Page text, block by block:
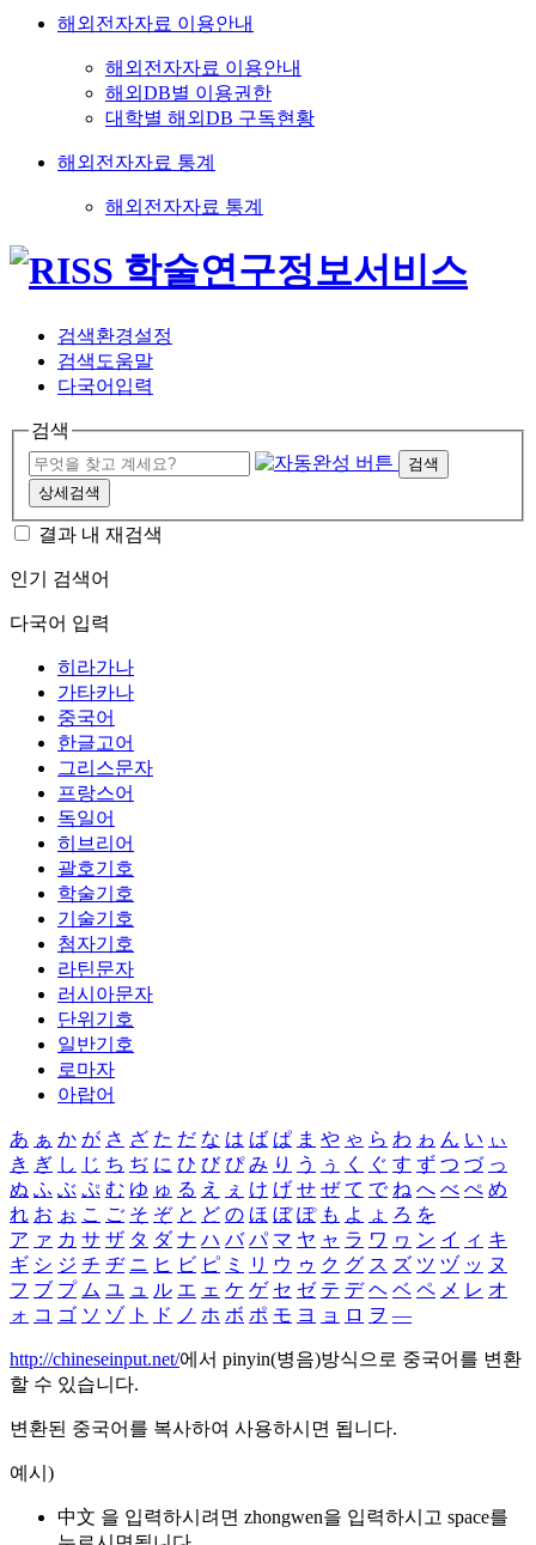
해외전자자료 이용안내
해외전자자료 이용안내
해외DB별 이용권한
대학별 해외DB 구독현황
해외전자자료 통계
해외전자자료 통계
검색환경설정
검색도움말
다국어입력
검색
검색
상세검색
결과 내 재검색
인기 검색어
다국어 입력
히라가나
가타카나
중국어
한글고어
그리스문자
프랑스어
독일어
히브리어
괄호기호
학술기호
기술기호
첨자기호
라틴문자
러시아문자
단위기호
일반기호
로마자
아랍어
あ ぁ か が さ ざ た だ な は ば ぱ ま や ゃ ら わ ゎ ん い ぃ
き ぎ し じ ち ぢ に ひ び ぴ み り う ぅ く ぐ す ず つ づ っ
ぬ ふ ぶ ぷ む ゆ ゅ る え ぇ け げ せ ぜ て で ね へ べ ぺ め
れ お ぉ こ ご そ ぞ と ど の ほ ぼ ぽ も よ ょ ろ を
ア ァ カ サ ザ タ ダ ナ ハ バ パ マ ヤ ャ ラ ワ ヮ ン イ ィ キ
ギ シ ジ チ ヂ ニ ヒ ビ ピ ミ リ ウ ゥ ク グ ス ズ ツ ヅ ッ ヌ
フ ブ プ ム ユ ュ ル エ ェ ケ ゲ セ ゼ テ デ ヘ ベ ペ メ レ オ
ォ コ ゴ ソ ゾ ト ド ノ ホ ボ ポ モ ヨ ョ ロ ヲ ―
http://chineseinput.net/에서 pinyin(병음)방식으로 중국어를 변환
할 수 있습니다.
변환된 중국어를 복사하여 사용하시면 됩니다.
예시)
中文 을 입력하시려면 zhongwen을 입력하시고 space를